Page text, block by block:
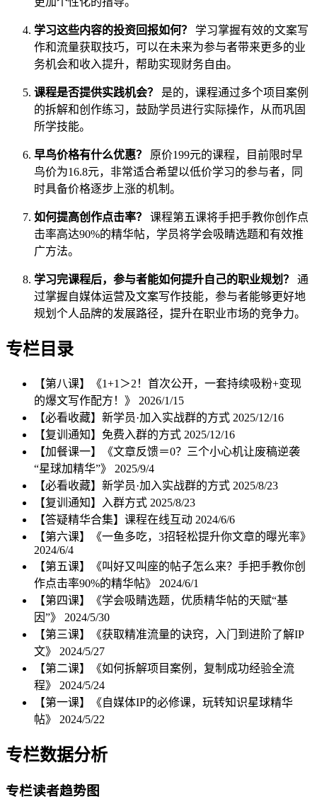
学习这些内容的投资回报如何？
学习掌握有效的文案写
作和流量获取技巧，可以在未来为参与者带来更多的业
务机会和收入提升，帮助实现财务自由。
课程是否提供实践机会？
是的，课程通过多个项目案例
的拆解和创作练习，鼓励学员进行实际操作，从而巩固
所学技能。
早鸟价格有什么优惠？
原价199元的课程，目前限时早
鸟价为16.8元，非常适合希望以低价学习的参与者，同
时具备价格逐步上涨的机制。
如何提高创作点击率？
课程第五课将手把手教你创作点
击率高达90%的精华帖，学员将学会吸睛选题和有效推
广方法。
学习完课程后，参与者能如何提升自己的职业规划？
通
过掌握自媒体运营及文案写作技能，参与者能够更好地
规划个人品牌的发展路径，提升在职业市场的竞争力。
专栏目录
【第八课】《1+1＞2！首次公开，一套持续吸粉+变现
的爆文写作配方！》 2026/1/15
【必看收藏】新学员·加入实战群的方式 2025/12/16
【复训通知】免费入群的方式 2025/12/16
【加餐课一】《文章反馈＝0？三个小心机让废稿逆袭
“星球加精华”》 2025/9/4
【必看收藏】新学员·加入实战群的方式 2025/8/23
【复训通知】入群方式 2025/8/23
【答疑精华合集】课程在线互动 2024/6/6
【第六课】《一鱼多吃，3招轻松提升你文章的曝光率》
2024/6/4
【第五课】《叫好又叫座的帖子怎么来？手把手教你创
作点击率90%的精华帖》 2024/6/1
【第四课】《学会吸睛选题，优质精华帖的天赋“基
因”》 2024/5/30
【第三课】《获取精准流量的诀窍，入门到进阶了解IP
文》 2024/5/27
【第二课】《如何拆解项目案例，复制成功经验全流
程》 2024/5/24
【第一课】《自媒体IP的必修课，玩转知识星球精华
帖》 2024/5/22
专栏数据分析
专栏读者趋势图